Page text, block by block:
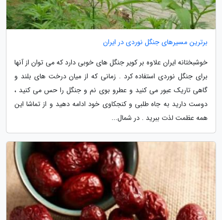
برترین مسیرهای جنگل نوردی در ایران
خوشبختانه ایران علاوه بر کویر جنگل های خوبی دارد که می توان از آنها
برای جنگل نوردی استفاده کرد . زمانی که از میان درخت های بلند و
گاهی تاریک عبور می کنید و عطرو بوی نم و جنگل را حس می کنید ،
دوست دارید به جاه طلبی و کنجکاوی خود ادامه دهید و از تماشا این
همه عظمت لذت ببرید . در شمال...